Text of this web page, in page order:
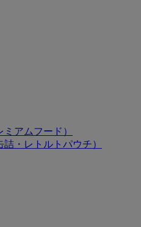
アムフード）
・レトルトパウチ）